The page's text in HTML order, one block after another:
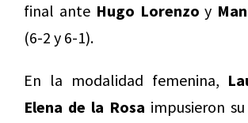
final ante Hugo Lorenzo y
(6-2 y 6-1).
En la modalidad femenina,
Elena de la Rosa impusieron